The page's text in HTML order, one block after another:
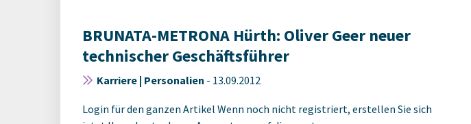
BRUNATA-METRONA Hürth: Oliver Geer neuer
technischer Geschäftsführer
Karriere | Personalien - 13.09.2012
Login für den ganzen Artikel Wenn noch nicht registriert, erstellen Sie sich